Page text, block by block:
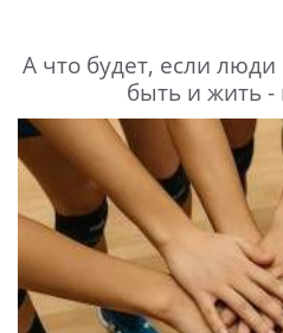
А что будет, если люди
быть и жить -